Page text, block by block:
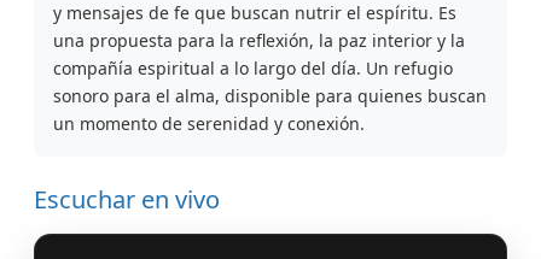
y mensajes de fe que buscan nutrir el espíritu. Es
una propuesta para la reflexión, la paz interior y la
compañía espiritual a lo largo del día. Un refugio
sonoro para el alma, disponible para quienes buscan
un momento de serenidad y conexión.
Escuchar en vivo